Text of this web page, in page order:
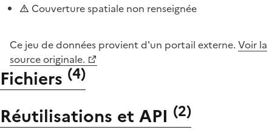
Couverture spatiale non renseignée
Ce jeu de données provient d'un portail externe. Voir la
source originale.
Fichiers (4)
Réutilisations et API (2)